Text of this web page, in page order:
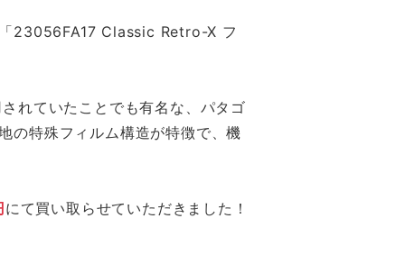
「23056FA17 Classic Retro-X フ
れていたことでも有名な、パタゴ
の特殊フィルム構造が特徴で、機
にて買い取らせていただきました！